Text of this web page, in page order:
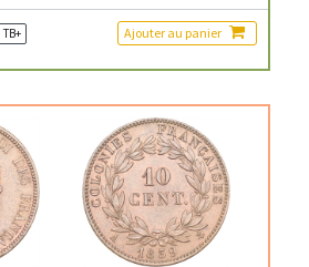
TB+ Ajouter au panier